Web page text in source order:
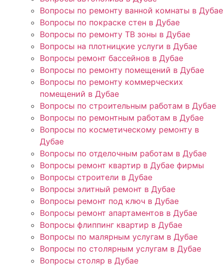
Вопросы по ремонту ванной комнаты в Дубае
Вопросы по покраске стен в Дубае
Вопросы по ремонту ТВ зоны в Дубае
Вопросы на плотницкие услуги в Дубае
Вопросы ремонт бассейнов в Дубае
Вопросы по ремонту помещений в Дубае
Вопросы по ремонту коммерческих
помещений в Дубае
Вопросы по строительным работам в Дубае
Вопросы по ремонтным работам в Дубае
Вопросы по косметическому ремонту в
Дубае
Вопросы по отделочным работам в Дубае
Вопросы ремонт квартир в Дубае фирмы
Вопросы строители в Дубае
Вопросы элитный ремонт в Дубае
Вопросы ремонт под ключ в Дубае
Вопросы ремонт апартаментов в Дубае
Вопросы флиппинг квартир в Дубае
Вопросы по малярным услугам в Дубае
Вопросы по столярным услугам в Дубае
Вопросы столяр в Дубае